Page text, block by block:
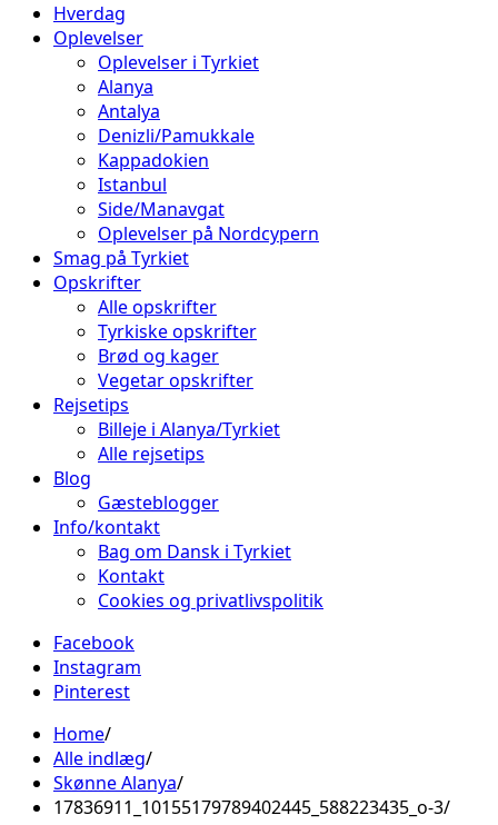
Hverdag
Oplevelser
Oplevelser i Tyrkiet
Alanya
Antalya
Denizli/Pamukkale
Kappadokien
Istanbul
Side/Manavgat
Oplevelser på Nordcypern
Smag på Tyrkiet
Opskrifter
Alle opskrifter
Tyrkiske opskrifter
Brød og kager
Vegetar opskrifter
Rejsetips
Billeje i Alanya/Tyrkiet
Alle rejsetips
Blog
Gæsteblogger
Info/kontakt
Bag om Dansk i Tyrkiet
Kontakt
Cookies og privatlivspolitik
Facebook
Instagram
Pinterest
Home
Alle indlæg
Skønne Alanya
17836911_10155179789402445_588223435_o-3